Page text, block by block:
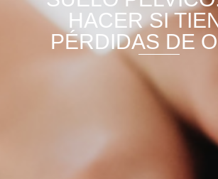
HACER SI
PÉRDIDAS DE